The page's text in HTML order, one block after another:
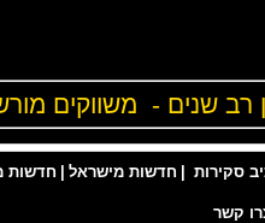
| חדשות מישראל | חדשות